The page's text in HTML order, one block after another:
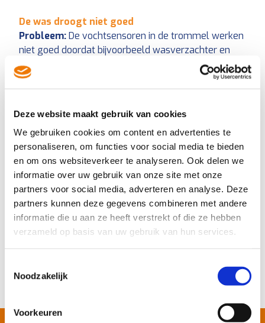
Deze website maakt gebruik van cookies
We gebruiken cookies om content en advertenties te
personaliseren, om functies voor social media te bieden
en om ons websiteverkeer te analyseren. Ook delen we
informatie over uw gebruik van onze site met onze
partners voor social media, adverteren en analyse. Deze
partners kunnen deze gegevens combineren met andere
informatie die u aan ze heeft verstrekt of die ze hebben
verzameld op basis van uw gebruik van hun services.
Noodzakelijk
Voorkeuren
De was droogt niet goed
Probleem:De vochtsensoren in de trommel werken
niet goed doordat bijvoorbeeld wasverzachter en
kalkresten zich hebben afgezet tegen de
binnenwand van de trommel.
Hoe kan ik ‘t oplossen?Neem de trommel af met
droger gedroogd wordt geen wasverzachter. De was
komt altijd zacht uit een droger.
De luchtafvoerdroger doet er lang over
Probleem:De afvoerslang zit verstopt, hij is te lang
of er zitten teveel bochten in.
Hoe kan ik ‘t oplossen?Controleer de slang op vuil
en kijk of deze wellicht korter kan met minder
bochten. Des te efficiënter de slang, des te korter
het drogen en hoe minder energie het apparaat